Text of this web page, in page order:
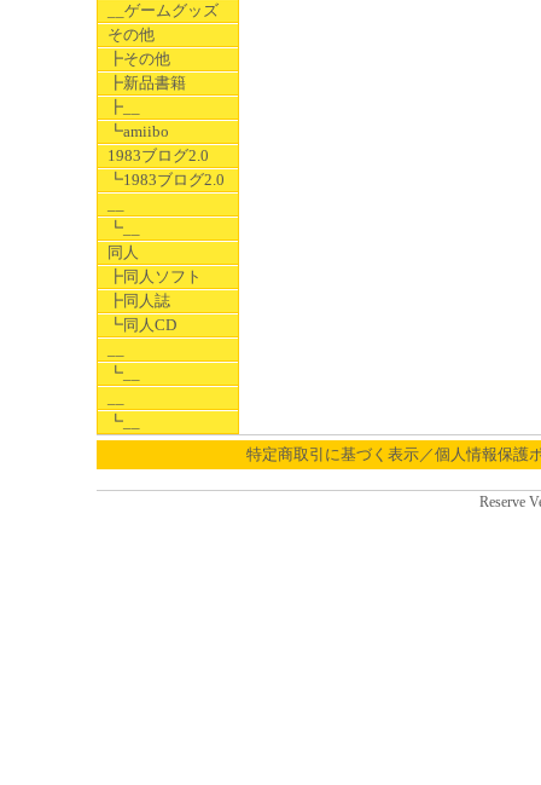
__ゲームグッズ
その他
┣その他
┣新品書籍
┣__
┗amiibo
1983ブログ2.0
┗1983ブログ2.0
┗__
同人
┣同人ソフト
┣同人誌
┗同人CD
┗__
┗__
特定商取引に基づく表示／個人情報保護
Reserve